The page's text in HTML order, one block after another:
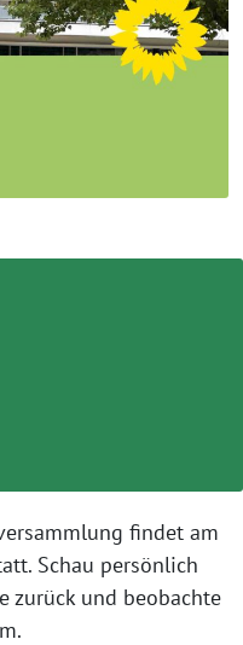
findet am
Schau persönlich
zurück und beobachte